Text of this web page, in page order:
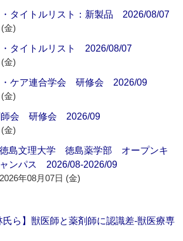
タイトルリスト：新製品 2026/08/07
金)
・タイトルリスト 2026/08/07
金)
・ケア連合学会 研修会 2026/09
金)
師会 研修会 2026/09
金)
徳島文理大学 徳島薬学部 オープンキ
ャンパス 2026/08-2026/09
2026年08月07日 (金)
氏ら】獣医師と薬剤師に認識差‐獣医療専